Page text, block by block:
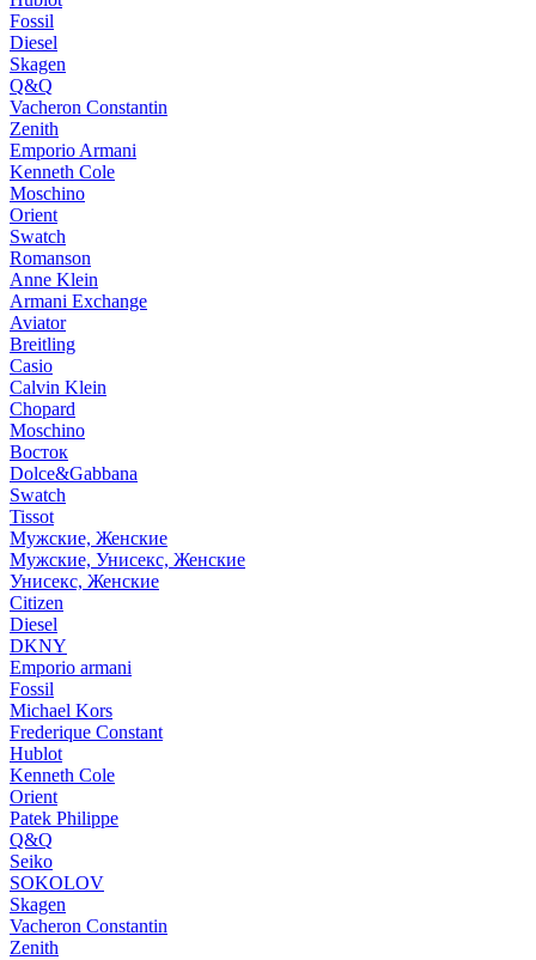
Fossil
Diesel
Skagen
Q&Q
Vacheron Constantin
Zenith
Emporio Armani
Kenneth Cole
Moschino
Orient
Swatch
Romanson
Anne Klein
Armani Exchange
Aviator
Breitling
Casio
Calvin Klein
Chopard
Moschino
Восток
Dolce&Gabbana
Swatch
Tissot
Мужские, Женские
Мужские, Унисекс, Женские
Унисекс, Женские
Citizen
Diesel
DKNY
Emporio armani
Fossil
Michael Kors
Frederique Constant
Hublot
Kenneth Cole
Orient
Patek Philippe
Q&Q
Seiko
SOKOLOV
Skagen
Vacheron Constantin
Zenith